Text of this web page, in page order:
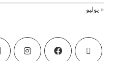
« يوليو